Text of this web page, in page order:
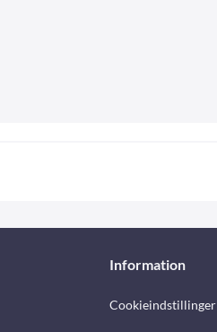
Information
Cookieindstillinger